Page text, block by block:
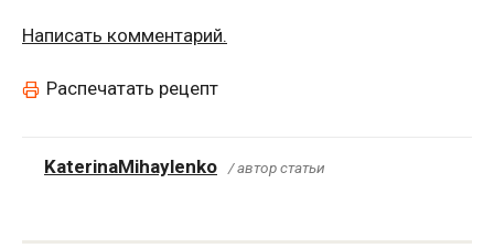
Написать комментарий.
Распечатать рецепт
KaterinaMihaylenko / автор статьи